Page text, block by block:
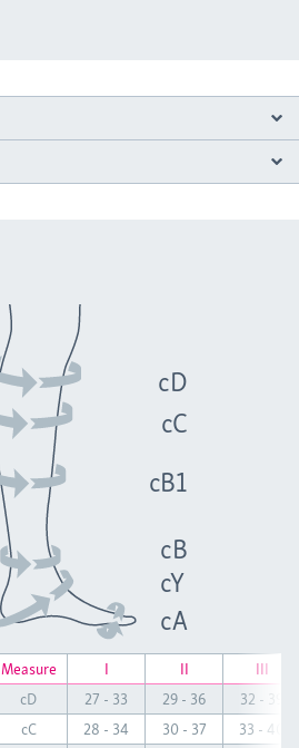
cD
cC
cB1
cB
cY
cA
Measure I II III
cD 27 - 33 29 - 36
32 - 39
cC
28 - 34 30 - 37
33 - 40